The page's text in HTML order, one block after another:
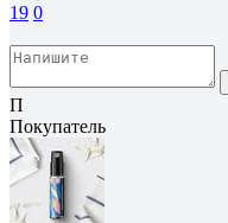
19 0
П
Покупатель